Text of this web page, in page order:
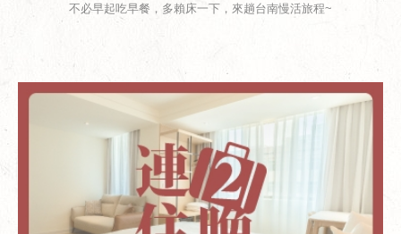
不必早起吃早餐，多賴床一下，來趟台南慢活旅程~